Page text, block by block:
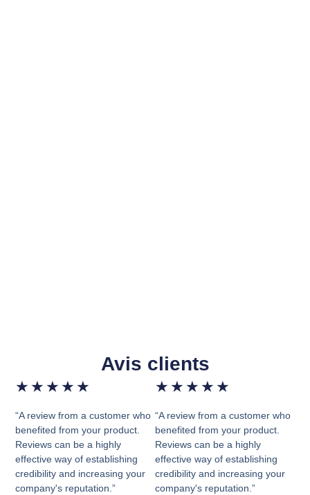
Avis clients
★ ★ ★ ★ ★
“A review from a customer who
benefited from your product.
Reviews can be a highly
effective way of establishing
credibility and increasing your
company's reputation.”
★ ★ ★ ★ ★
“A review from a customer who
benefited from your product.
Reviews can be a highly
effective way of establishing
credibility and increasing your
company's reputation.”